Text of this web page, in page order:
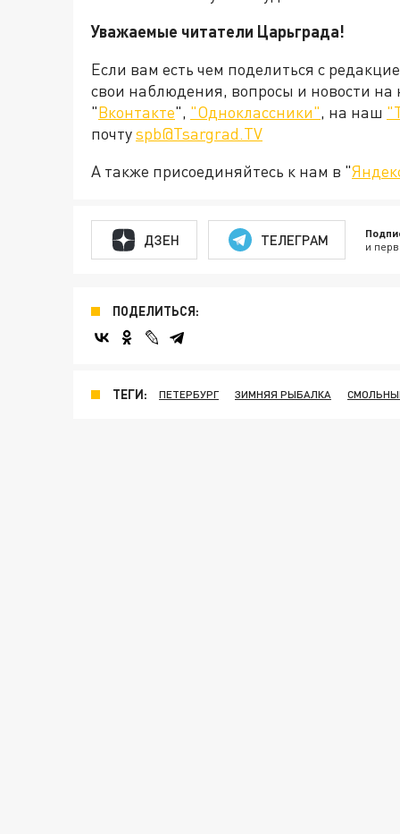
Уважаемые читатели Царьграда!
Если вам есть чем поделиться с
свои наблюдения, вопросы и новости
"Вконтакте", "Одноклассники", на наш
почтуspb@Tsargrad.TV
А также присоединяйтесь к нам в "
ДЗЕН ТЕЛЕГРАМ и
ПОДЕЛИТЬСЯ:
ТЕГИ: ПЕТЕРБУРГ ЗИМНЯЯ РЫБАЛКА